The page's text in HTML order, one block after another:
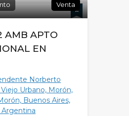
Venta
AMB APTO
EN
Norberto
Viejo Urbano, Morón,
Buenos Aires,
Argentina